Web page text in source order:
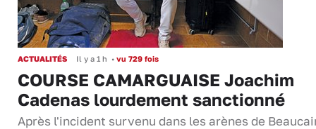
ACTUALITÉS Il y a 1 h • vu 729 fois
COURSE CAMARGUAISE Joachim
Cadenas lourdement sanctionné
Après l'incident survenu dans les arènes de